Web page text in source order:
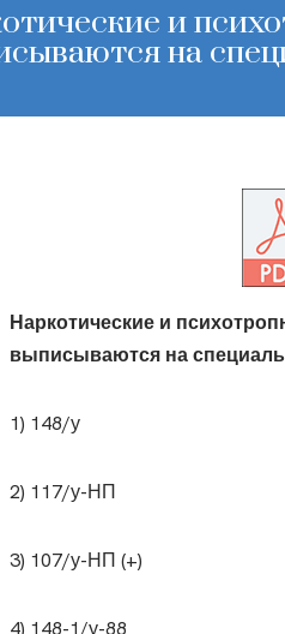
и
на
Наркотические и
выписываются на
1) 148/у
2) 117/у-НП
3) 107/у-НП (+)
4) 148-1/у-88